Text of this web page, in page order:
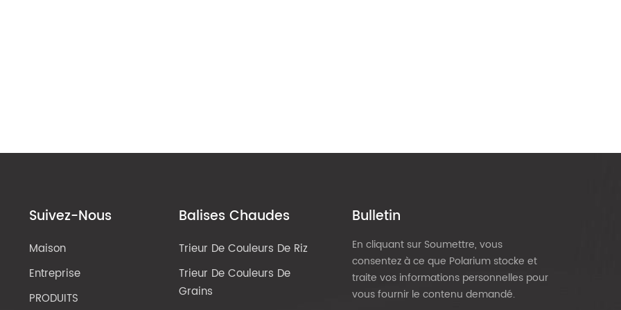
Suivez-Nous
Maison
Entreprise
PRODUITS
Balises Chaudes
Trieur De Couleurs De Riz
Trieur De Couleurs De
Grains
Bulletin
En cliquant sur Soumettre, vous
consentez à ce que Polarium stocke et
traite vos informations personnelles pour
vous fournir le contenu demandé.